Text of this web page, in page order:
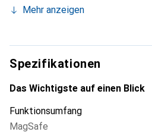
und integralen Accessoire für Ihr
Noreve eine sichere Wahl für
Kundschaft.
Mehr anzeigen
Spezifikationen
Das Wichtigste auf einen Blick
Funktionsumfang
MagSafe